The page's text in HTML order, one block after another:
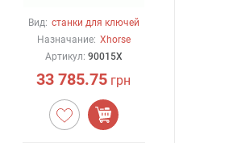
Вид: станки для ключей
Назначание: Xhorse
Артикул: 90015X
33 785.75 грн